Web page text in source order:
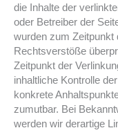
die Inhalte der
oder Betreiber der
wurden zum Zeitpunkt
Rechtsverstöße
Zeitpunkt der
inhaltliche Kontrolle
konkrete
zumutbar. Bei
werden wir derartige